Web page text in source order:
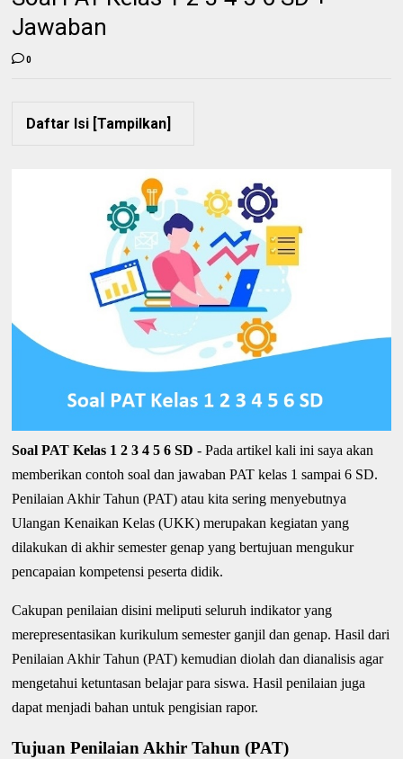
Jawaban
0
Daftar Isi [Tampilkan]
Soal PAT Kelas 1 2 3 4 5 6 SD - Pada artikel kali ini saya akan
memberikan contoh soal dan jawaban PAT kelas 1 sampai 6 SD.
Penilaian Akhir Tahun (PAT) atau kita sering menyebutnya
Ulangan Kenaikan Kelas (UKK) merupakan kegiatan yang
dilakukan di akhir semester genap yang bertujuan mengukur
pencapaian kompetensi peserta didik.
Cakupan penilaian disini meliputi seluruh indikator yang
merepresentasikan kurikulum semester ganjil dan genap. Hasil dari
Penilaian Akhir Tahun (PAT) kemudian diolah dan dianalisis agar
mengetahui ketuntasan belajar para siswa. Hasil penilaian juga
dapat menjadi bahan untuk pengisian rapor.
Tujuan Penilaian Akhir Tahun (PAT)